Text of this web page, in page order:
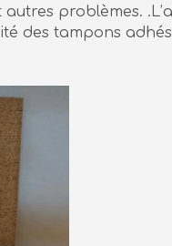
autres problèmes.
des tampons